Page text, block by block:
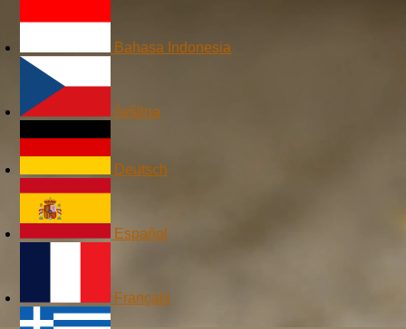
Bahasa Indonesia
čeština
Deutsch
Español
Français